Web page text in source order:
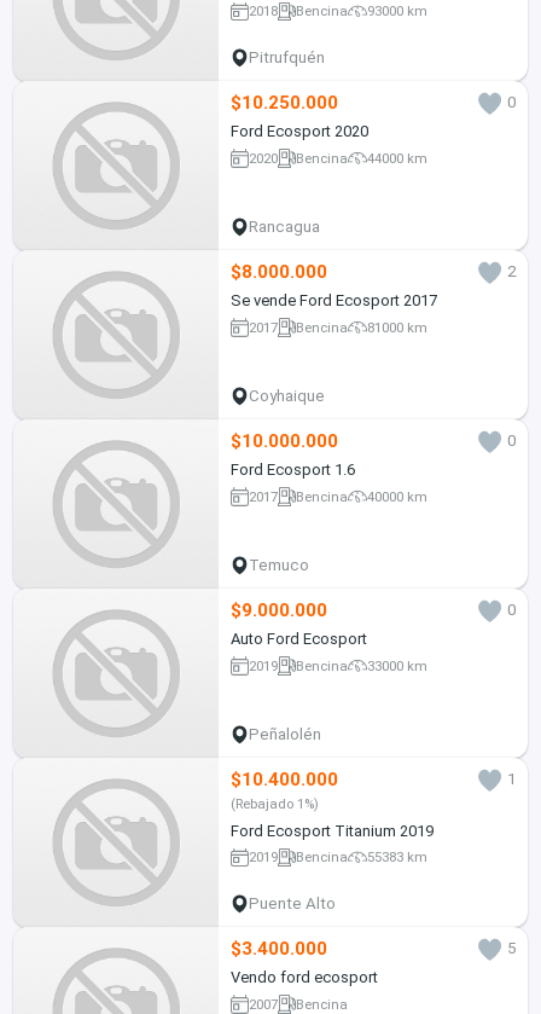
2018 Bencina 93000 km
Pitrufquén
$10.250.000
0
Ford Ecosport 2020
2020 Bencina 44000 km
Rancagua
$8.000.000
2
Se vende Ford Ecosport 2017
2017 Bencina 81000 km
Coyhaique
$10.000.000
0
Ford Ecosport 1.6
2017 Bencina 40000 km
Temuco
$9.000.000
0
Auto Ford Ecosport
2019 Bencina 33000 km
Peñalolén
$10.400.000 1
(Rebajado 1%)
Ford Ecosport Titanium 2019
2019 Bencina 55383 km
Puente Alto
$3.400.000
5
Vendo ford ecosport
2007 Bencina